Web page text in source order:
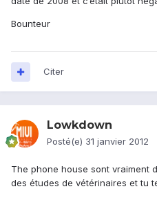
Bounteur
Citer
Lowkdown
Posté(e) 31 janvier 2012
The phone house sont vraiment
des études de vétérinaires et tu